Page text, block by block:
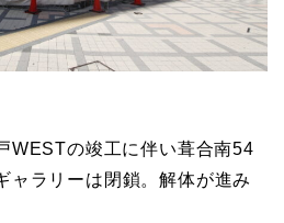
WESTの竣工に伴い葺合南54
ャラリーは閉鎖。解体が進み